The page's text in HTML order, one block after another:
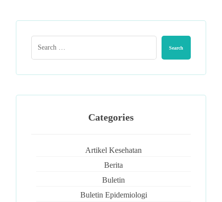
Categories
Artikel Kesehatan
Berita
Buletin
Buletin Epidemiologi